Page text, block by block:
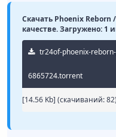
Скачать Phoenix Reborn
качестве. Загружено: 1
tr24of-phoenix-
6865724.torrent
[14.56 Kb] (cкачиваний: 82)